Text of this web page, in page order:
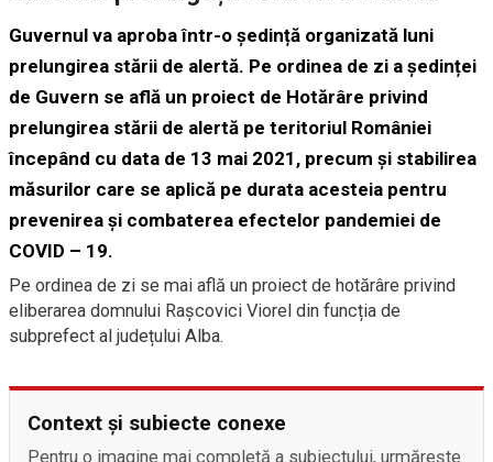
Guvernul va aproba într-o ședință organizată luni
prelungirea stării de alertă. Pe ordinea de zi a ședinței
de Guvern se află un proiect de Hotărâre privind
prelungirea stării de alertă pe teritoriul României
începând cu data de 13 mai 2021, precum și stabilirea
măsurilor care se aplică pe durata acesteia pentru
prevenirea şi combaterea efectelor pandemiei de
COVID – 19.
Pe ordinea de zi se mai află un proiect de hotărâre privind
eliberarea domnului Rașcovici Viorel din funcția de
subprefect al județului Alba.
Context și subiecte conexe
Pentru o imagine mai completă a subiectului, urmărește